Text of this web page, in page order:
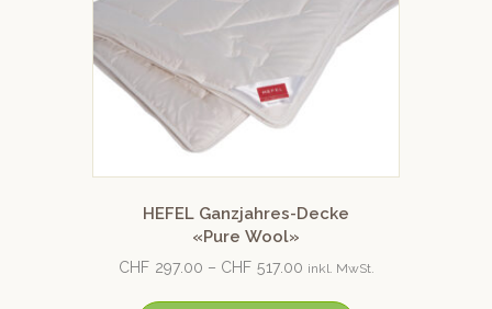
HEFEL Ganzjahres-Decke
«Pure Wool»
CHF 297.00 – CHF 517.00 inkl. MwSt.